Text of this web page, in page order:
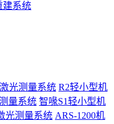
建系统
光测量系统 R2轻小型机
量系统 智喙S1轻小型机
光测量系统 ARS-1200机